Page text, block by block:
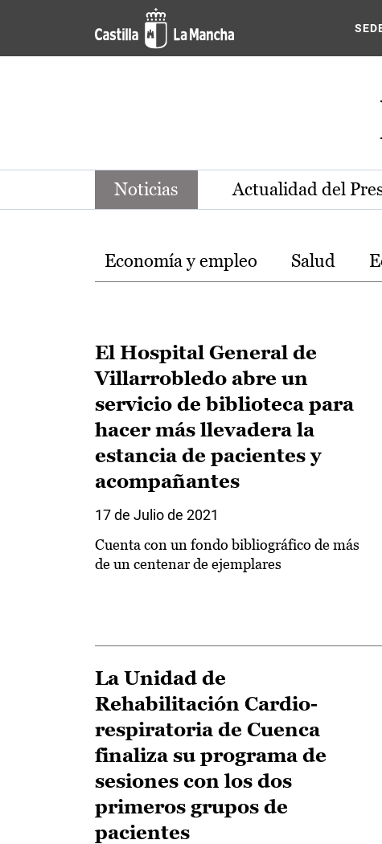
Pasar al contenido principal
Noticias de la región de
Noticias Actualidad del
Temas
Economía y empleo Salud
El Hospital General de
Villarrobledo abre un
servicio de biblioteca para
hacer más llevadera la
estancia de pacientes y
acompañantes
17 de Julio de 2021
Cuenta con un fondo bibliográfico de más
de un centenar de ejemplares
La Unidad de
Rehabilitación Cardio-
respiratoria de Cuenca
finaliza su programa de
sesiones con los dos
primeros grupos de
pacientes